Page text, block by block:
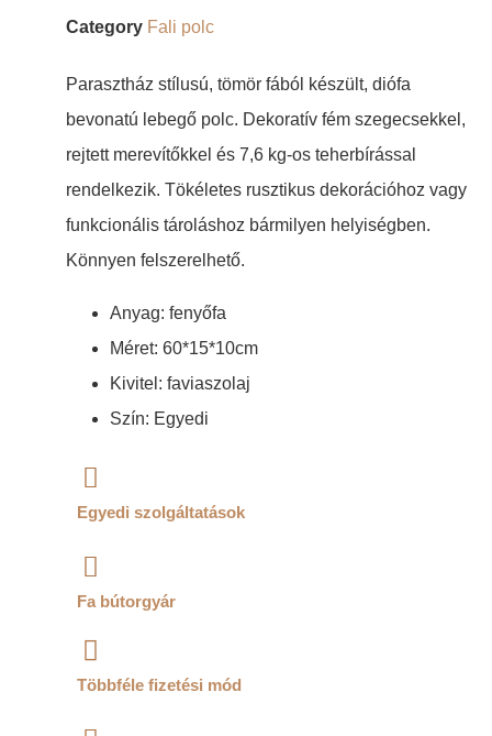
Category Fali polc
Parasztház stílusú, tömör fából készült, diófa
bevonatú lebegő polc. Dekoratív fém szegecsekkel,
rejtett merevítőkkel és 7,6 kg-os teherbírással
rendelkezik. Tökéletes rusztikus dekorációhoz vagy
funkcionális tároláshoz bármilyen helyiségben.
Könnyen felszerelhető.
Anyag: fenyőfa
Méret: 60*15*10cm
Kivitel: faviaszolaj
Szín: Egyedi
Egyedi szolgáltatások
Fa bútorgyár
Többféle fizetési mód